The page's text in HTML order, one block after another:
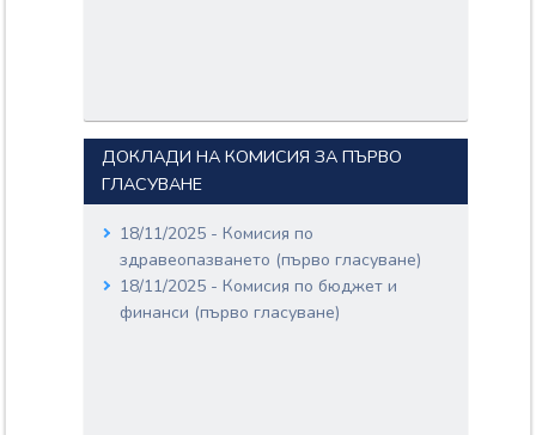
ДОКЛАДИ НА КОМИСИЯ ЗА ПЪРВО
ГЛАСУВАНЕ
18/11/2025 - Комисия по
здравеопазването (първо гласуване)
18/11/2025 - Комисия по бюджет и
финанси (първо гласуване)